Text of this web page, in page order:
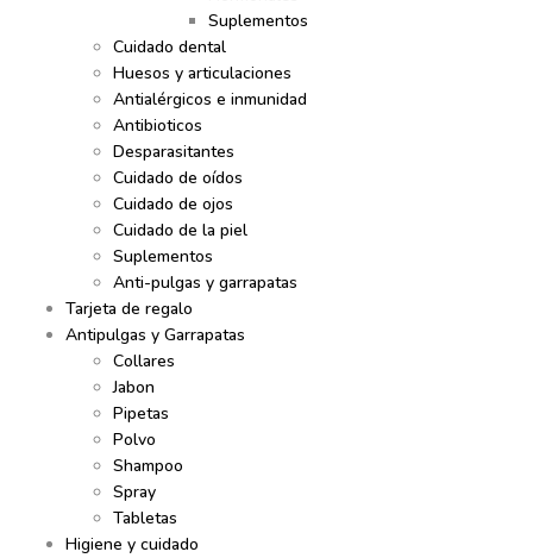
Suplementos
Cuidado dental
Huesos y articulaciones
Antialérgicos e inmunidad
Antibioticos
Desparasitantes
Cuidado de oídos
Cuidado de ojos
Cuidado de la piel
Suplementos
Anti-pulgas y garrapatas
Tarjeta de regalo
Antipulgas y Garrapatas
Collares
Jabon
Pipetas
Polvo
Shampoo
Spray
Tabletas
Higiene y cuidado